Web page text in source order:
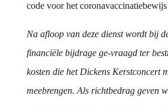
code voor het
Na afloop van deze dienst wordt bij
financiële bijdrage ge-vraagd ter
kosten die het Dickens Kerstconcert
meebrengen. Als richtbedrag geven